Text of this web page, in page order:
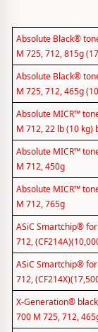
Absolute Black®
M 725, 712, 815g
Absolute Black®
M 725, 712, 465g
Absolute MICR™
M 712, 22 lb (10 kg)
Absolute MICR™
M 712, 450g
Absolute MICR™
M 712, 765g
ASiC Smartchip®
712,
ASiC Smartchip®
712,
X-Generation®
700 M 725, 712,